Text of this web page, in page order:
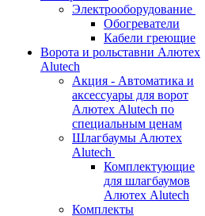
Электрооборудование
Обогреватели
Кабели греющие
Ворота и рольставни Алютех
Alutech
Акция - Автоматика и
аксессуары для ворот
Алютех Alutech по
специальным ценам
Шлагбаумы Алютех
Alutech
Комплектующие
для шлагбаумов
Алютех Alutech
Комплекты